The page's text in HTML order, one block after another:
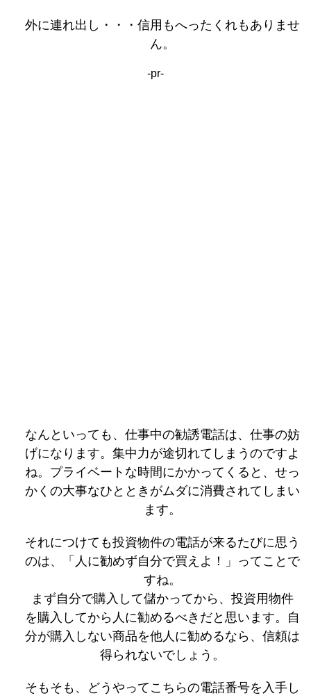
外に連れ出し・・・信用もへったくれもありませ
ん。
-pr-
なんといっても、仕事中の勧誘電話は、仕事の妨
げになります。集中力が途切れてしまうのですよ
ね。プライベートな時間にかかってくると、せっ
かくの大事なひとときがムダに消費されてしまい
ます。
それにつけても投資物件の電話が来るたびに思う
のは、「人に勧めず自分で買えよ！」ってことで
すね。
まず自分で購入して儲かってから、投資用物件
を購入してから人に勧めるべきだと思います。自
分が購入しない商品を他人に勧めるなら、信頼は
得られないでしょう。
そもそも、どうやってこちらの電話番号を入手し